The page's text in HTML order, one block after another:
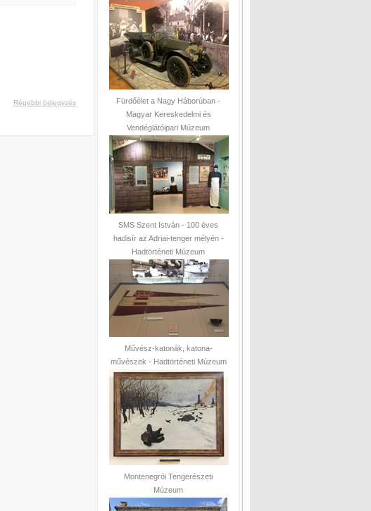
Régebbi bejegyzés
Fürdőélet a Nagy Háborúban -
Magyar Kereskedelmi és
Vendéglátóipari Múzeum
SMS Szent István - 100 éves
hadisír az Adriai-tenger mélyén -
Hadtörténeti Múzeum
Művész-katonák, katona-
művészek - Hadtörténeti Múzeum
Montenegrói Tengerészeti
Múzeum